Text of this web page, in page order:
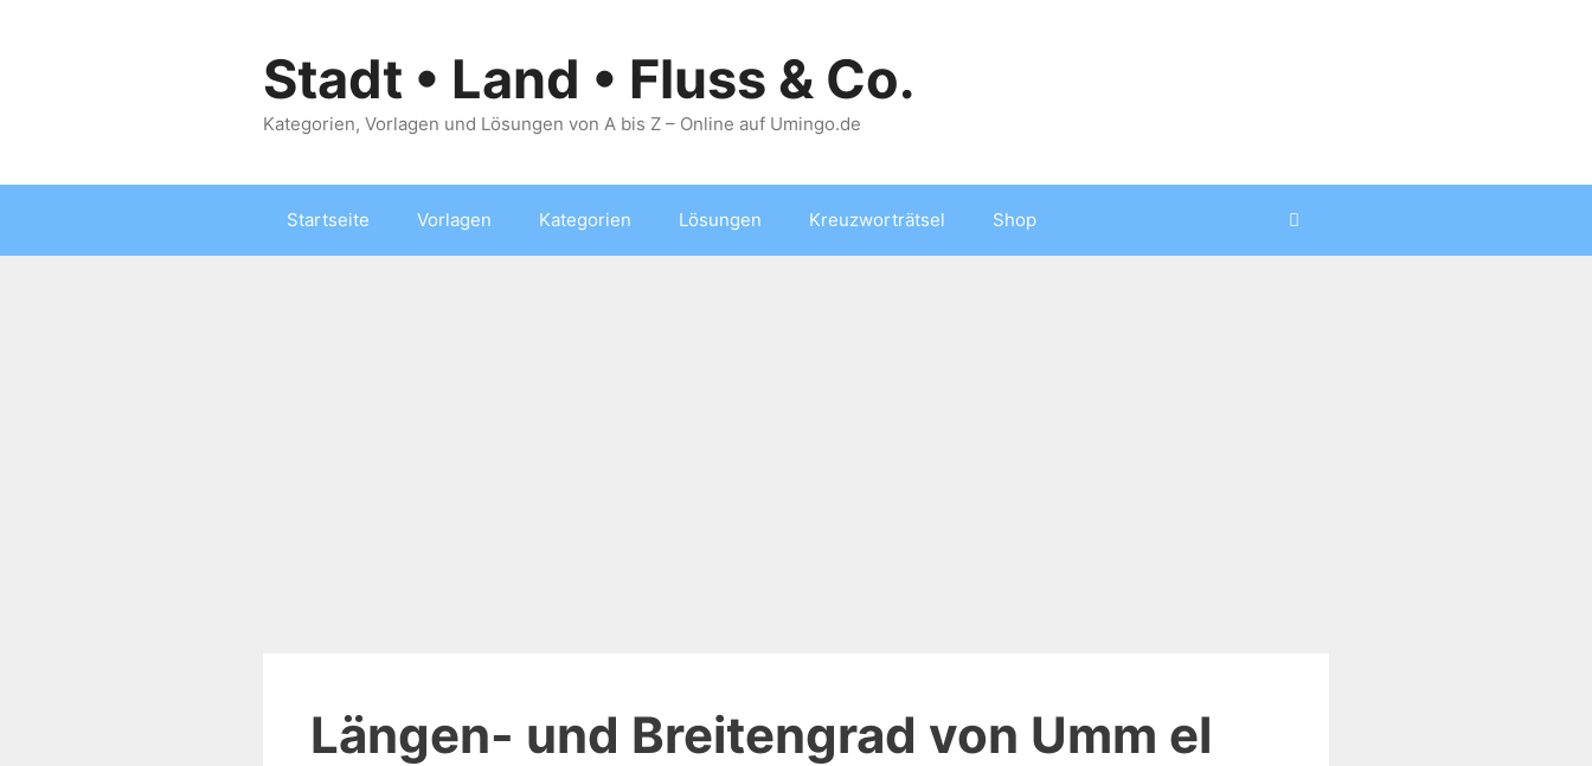
Stadt • Land • Fluss & Co.
Kategorien, Vorlagen und Lösungen von A bis Z – Online auf Umingo.de
Startseite Vorlagen Kategorien Lösungen Kreuzworträtsel Shop
Längen- und Breitengrad von Umm el